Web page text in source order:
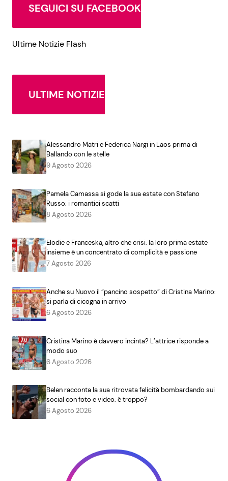
SEGUICI SU FACEBOOK
Ultime Notizie Flash
ULTIME NOTIZIE
Alessandro Matri e Federica Nargi in Laos prima di
Ballando con le stelle
9 Agosto 2026
Pamela Camassa si gode la sua estate con Stefano
Russo: i romantici scatti
8 Agosto 2026
Elodie e Franceska, altro che crisi: la loro prima estate
insieme è un concentrato di complicità e passione
7 Agosto 2026
Anche su Nuovo il “pancino sospetto” di Cristina Marino:
si parla di cicogna in arrivo
6 Agosto 2026
Cristina Marino è davvero incinta? L’attrice risponde a
modo suo
6 Agosto 2026
Belen racconta la sua ritrovata felicità bombardando sui
social con foto e video: è troppo?
6 Agosto 2026